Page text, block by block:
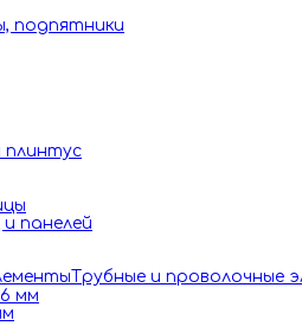
подпятники
плинтус
панелей
Трубные и проволочные
мм